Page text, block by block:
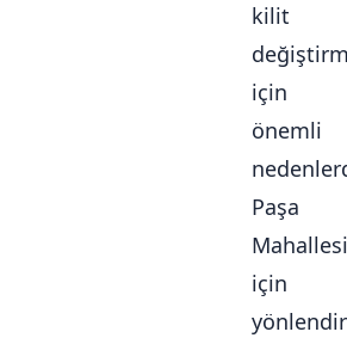
kilit
için
önemli
Paşa
Mahallesi
için